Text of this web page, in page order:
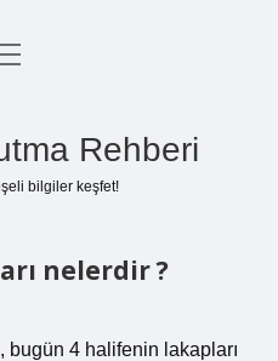
Rehberi
bilgiler keşfet!
nelerdir ?
bugün 4 halifenin lakapları